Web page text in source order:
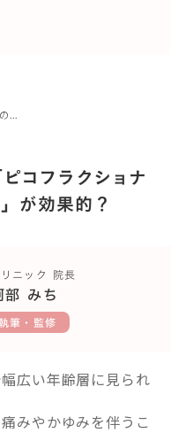
...
コフラクショナ
が効果的？
ニック 院長
部 みち
筆・監修
広い年齢層に見られ
みやかゆみを伴うこ